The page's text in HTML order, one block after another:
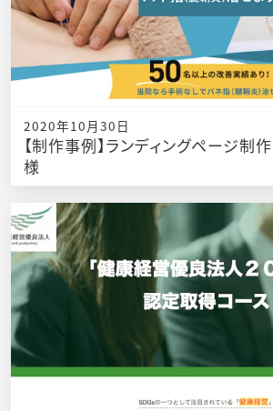
2020年10月30日
【制作事例】ランディングページ制
様